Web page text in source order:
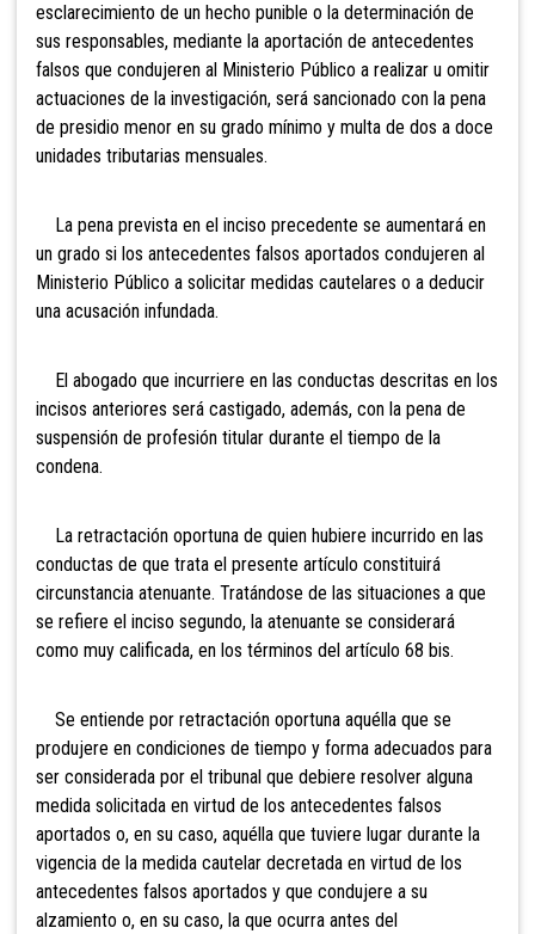
esclarecimiento de un hecho punible o la determinación de
sus responsables, mediante la aportación de antecedentes
falsos que condujeren al Ministerio Público a realizar u omitir
actuaciones de la investigación, será sancionado con la pena
de presidio menor en su grado mínimo y multa de dos a doce
unidades tributarias mensuales.
La pena prevista en el inciso precedente se aumentará en
un grado si los antecedentes falsos aportados condujeren al
Ministerio Público a solicitar medidas cautelares o a deducir
una acusación infundada.
El abogado que incurriere en las conductas descritas en los
incisos anteriores será castigado, además, con la pena de
suspensión de profesión titular durante el tiempo de la
condena.
La retractación oportuna de quien hubiere incurrido en las
conductas de que trata el presente artículo constituirá
circunstancia atenuante. Tratándose de las situaciones a que
se refiere el inciso segundo, la atenuante se considerará
como muy calificada, en los términos del artículo 68 bis.
Se entiende por retractación oportuna aquélla que se
produjere en condiciones de tiempo y forma adecuados para
ser considerada por el tribunal que debiere resolver alguna
medida solicitada en virtud de los antecedentes falsos
aportados o, en su caso, aquélla que tuviere lugar durante la
vigencia de la medida cautelar decretada en virtud de los
antecedentes falsos aportados y que condujere a su
alzamiento o, en su caso, la que ocurra antes del